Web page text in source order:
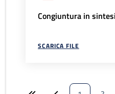
Congiuntura in
SCARICA FILE